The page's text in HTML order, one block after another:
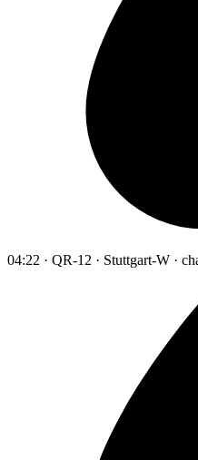
04:22 · QR-12 · Stuttgart-W ·